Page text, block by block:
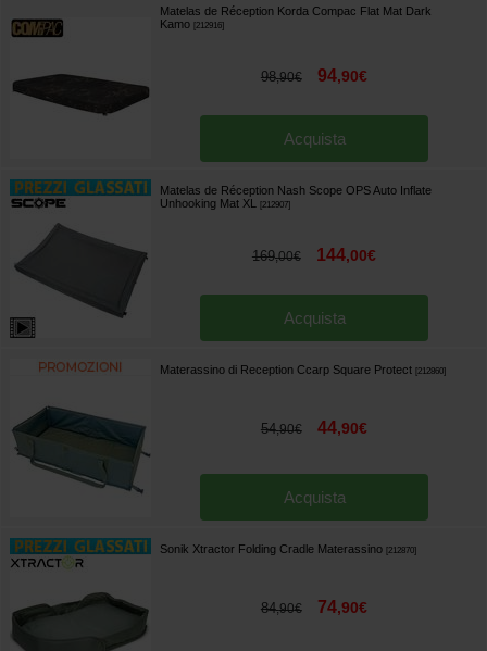
Matelas de Réception Korda Compac Flat Mat Dark
Kamo [212916]
98,90€ 94,90€
Acquista
Matelas de Réception Nash Scope OPS Auto Inflate
Unhooking Mat XL
[212907]
169,00€ 144,00€
Acquista
Materassino di Reception Ccarp Square Protect [212860]
54,90€ 44,90€
Acquista
Sonik Xtractor Folding Cradle Materassino [212870]
84,90€ 74,90€